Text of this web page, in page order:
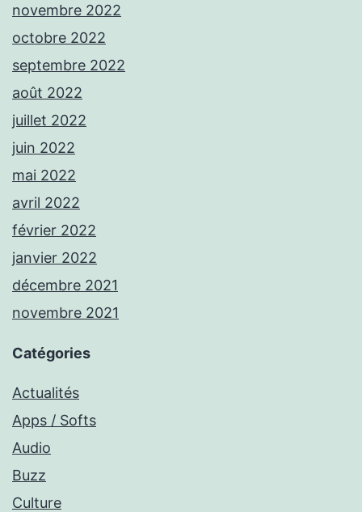
novembre 2022
octobre 2022
septembre 2022
août 2022
juillet 2022
juin 2022
mai 2022
avril 2022
février 2022
janvier 2022
décembre 2021
novembre 2021
Catégories
Actualités
Apps / Softs
Audio
Buzz
Culture